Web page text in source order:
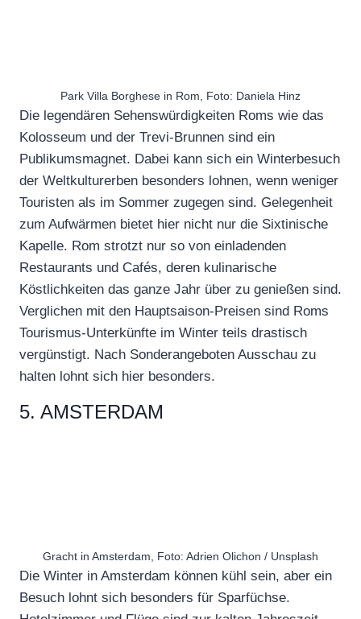
Park Villa Borghese in Rom, Foto: Daniela Hinz
Die legendären Sehenswürdigkeiten Roms wie das
Kolosseum und der Trevi-Brunnen sind ein
Publikumsmagnet. Dabei kann sich ein Winterbesuch
der Weltkulturerben besonders lohnen, wenn weniger
Touristen als im Sommer zugegen sind. Gelegenheit
zum Aufwärmen bietet hier nicht nur die Sixtinische
Kapelle. Rom strotzt nur so von einladenden
Restaurants und Cafés, deren kulinarische
Köstlichkeiten das ganze Jahr über zu genießen sind.
Verglichen mit den Hauptsaison-Preisen sind Roms
Tourismus-Unterkünfte im Winter teils drastisch
vergünstigt. Nach Sonderangeboten Ausschau zu
halten lohnt sich hier besonders.
5. AMSTERDAM
Gracht in Amsterdam, Foto: Adrien Olichon / Unsplash
Die Winter in Amsterdam können kühl sein, aber ein
Besuch lohnt sich besonders für Sparfüchse.